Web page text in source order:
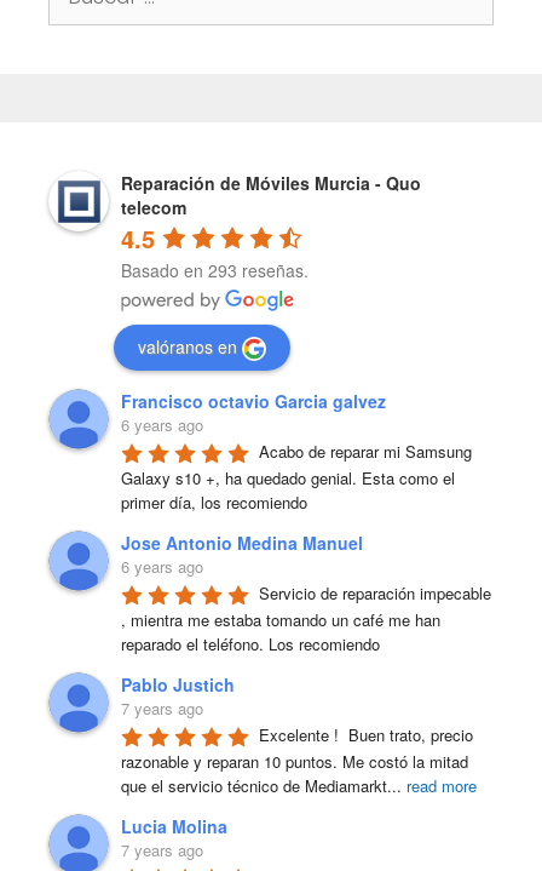
Reparación de Móviles Murcia - Quo
telecom
4.5
Basado en 293 reseñas.
valóranos en
Francisco octavio Garcia galvez
6 years ago
Acabo de reparar mi Samsung
Galaxy s10 +, ha quedado genial. Esta como el
primer día, los recomiendo
Jose Antonio Medina Manuel
6 years ago
Servicio de reparación impecable
, mientra me estaba tomando un café me han
reparado el teléfono. Los recomiendo
Pablo Justich
7 years ago
Excelente !  Buen trato, precio
razonable y reparan 10 puntos. Me costó la mitad
que el servicio técnico de Mediamarkt... read more
Lucia Molina
7 years ago